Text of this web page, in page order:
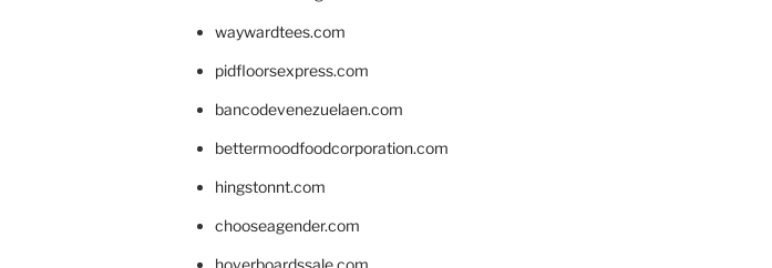
waywardtees.com
pidfloorsexpress.com
bancodevenezuelaen.com
bettermoodfoodcorporation.com
hingstonnt.com
chooseagender.com